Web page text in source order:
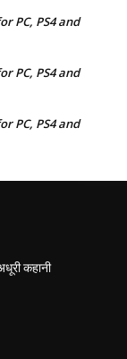
PC, PS4 and
PC, PS4 and
PC, PS4 and
कहानी